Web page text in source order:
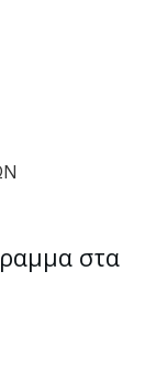
στα